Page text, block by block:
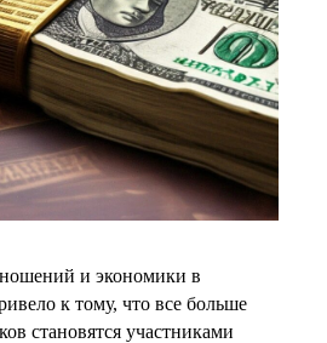
и экономики в
к тому, что все больше
становятся участниками